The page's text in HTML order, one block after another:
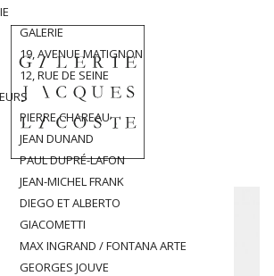
GALERIE
19, AVENUE MATIGNON
12, RUE DE SEINE
PIERRE CHAREAU
JEAN DUNAND
PAUL DUPRÉ-LAFON
JEAN-MICHEL FRANK
DIEGO ET ALBERTO
GIACOMETTI
MAX INGRAND / FONTANA ARTE
GEORGES JOUVE